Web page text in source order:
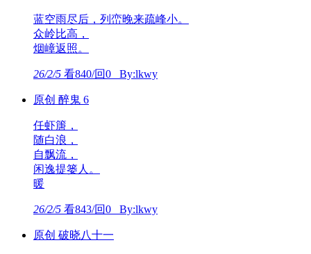
蓝空雨尽后，列峦晚来疏峰小。
众岭比高，
烟嶂返照。
26/2/5 看840/回0 By:lkwy
原创 醉鬼 6
任虾篖，
随白浪，
自飘流，
闲逸提篓人。
暖
26/2/5 看843/回0 By:lkwy
原创 破晓八十一